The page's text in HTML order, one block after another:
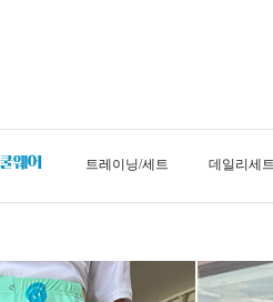
트레이닝/세트 데일리세트